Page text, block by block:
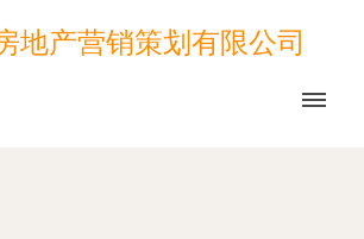
地产营销策划有限公司